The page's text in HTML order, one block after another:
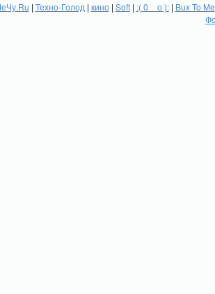
| Техно-Голод | кино| Soft| :( 0 _ о ):| Bux To Me